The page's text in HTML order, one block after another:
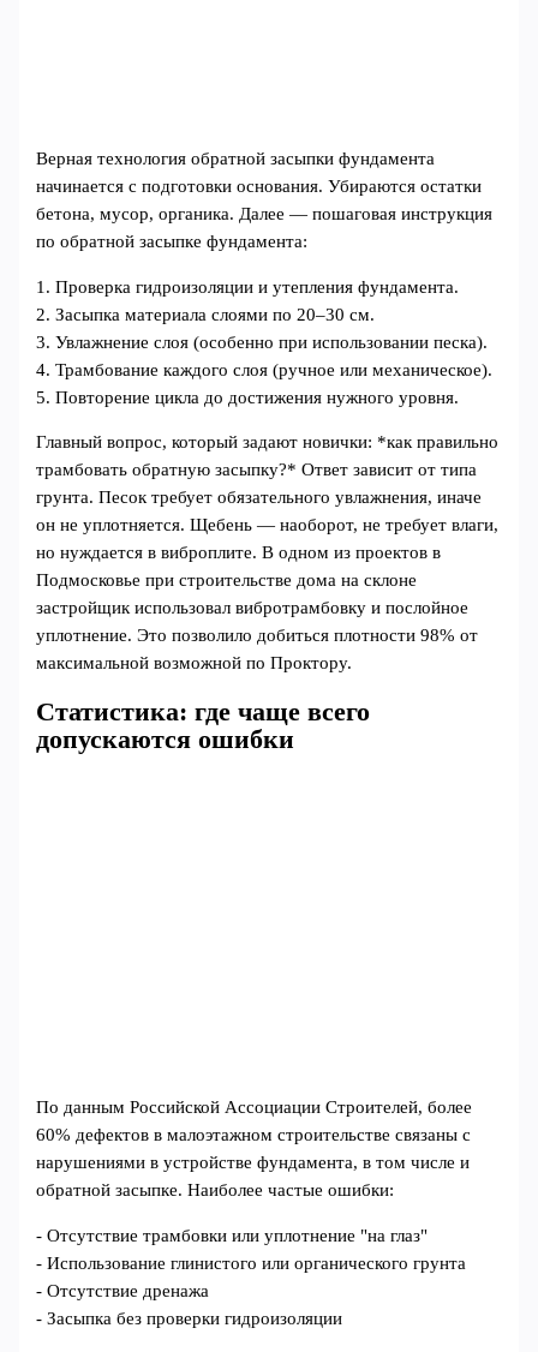
Верная технология обратной засыпки фундамента
начинается с подготовки основания. Убираются остатки
бетона, мусор, органика. Далее — пошаговая инструкция
по обратной засыпке фундамента:
1. Проверка гидроизоляции и утепления фундамента.
2. Засыпка материала слоями по 20–30 см.
3. Увлажнение слоя (особенно при использовании песка).
4. Трамбование каждого слоя (ручное или механическое).
5. Повторение цикла до достижения нужного уровня.
Главный вопрос, который задают новички: *как правильно
трамбовать обратную засыпку?* Ответ зависит от типа
грунта. Песок требует обязательного увлажнения, иначе
он не уплотняется. Щебень — наоборот, не требует влаги,
но нуждается в виброплите. В одном из проектов в
Подмосковье при строительстве дома на склоне
застройщик использовал вибротрамбовку и послойное
уплотнение. Это позволило добиться плотности 98% от
максимальной возможной по Проктору.
Статистика: где чаще всего
допускаются ошибки
По данным Российской Ассоциации Строителей, более
60% дефектов в малоэтажном строительстве связаны с
нарушениями в устройстве фундамента, в том числе и
обратной засыпке. Наиболее частые ошибки:
- Отсутствие трамбовки или уплотнение "на глаз"
- Использование глинистого или органического грунта
- Отсутствие дренажа
- Засыпка без проверки гидроизоляции